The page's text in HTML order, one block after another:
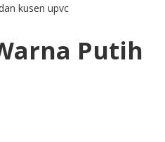
kusen upvc
Putih